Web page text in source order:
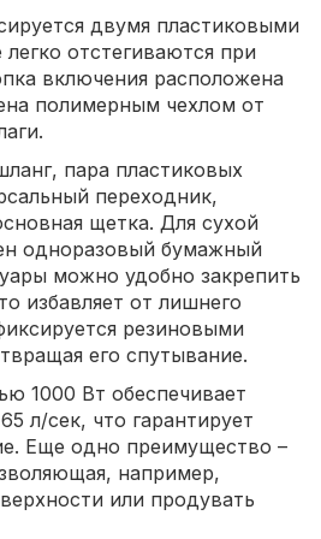
двумя пластиковыми
отстегиваются при
включения расположена
полимерным чехлом от
пара пластиковых
переходник,
щетка. Для сухой
одноразовый бумажный
можно удобно закрепить
избавляет от лишнего
резиновыми
его спутывание.
1000 Вт обеспечивает
л/сек, что гарантирует
Еще одно преимущество –
например,
или продувать